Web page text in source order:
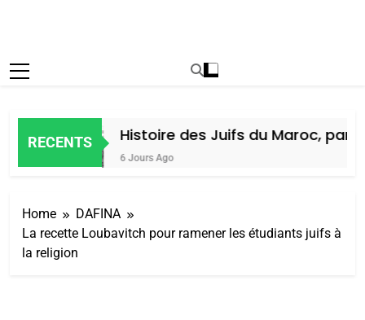
RECENTS Histoire des Juifs du Maroc, par
6 Jours Ago
Home
DAFINA
La recette Loubavitch pour ramener les étudiants juifs à
la religion